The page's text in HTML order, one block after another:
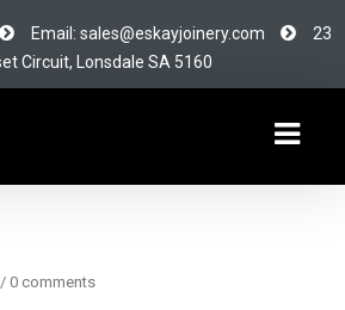
Email: sales@eskayjoinery.com
23
Circuit, Lonsdale SA 5160
/ 0 comments